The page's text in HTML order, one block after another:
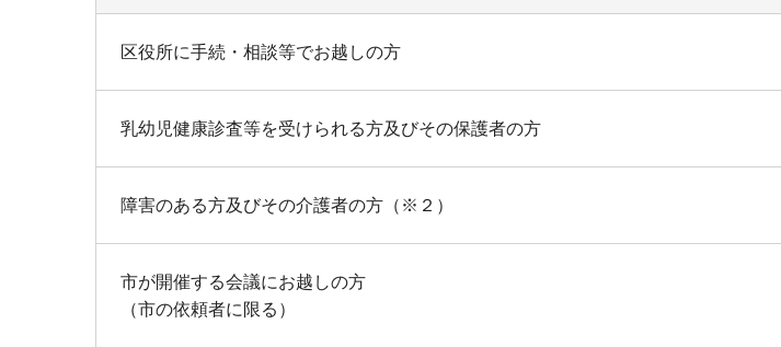
区役所に手続・相談等でお越しの方
乳幼児健康診査等を受けられる方及びその保護者の方
障害のある方及びその介護者の方（※２）
市が開催する会議にお越しの方
（市の依頼者に限る）